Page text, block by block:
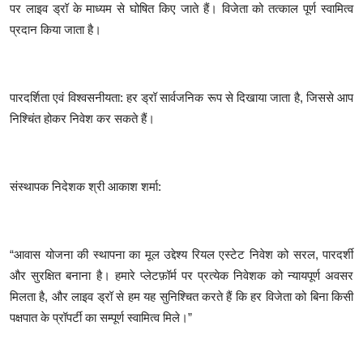
पर लाइव ड्रॉ के माध्यम से घोषित किए जाते हैं। विजेता को तत्काल पूर्ण स्वामित्व
प्रदान किया जाता है।
पारदर्शिता एवं विश्वसनीयता: हर ड्रॉ सार्वजनिक रूप से दिखाया जाता है, जिससे आप
निश्चिंत होकर निवेश कर सकते हैं।
संस्थापक निदेशक श्री आकाश शर्मा:
“आवास योजना की स्थापना का मूल उद्देश्य रियल एस्टेट निवेश को सरल, पारदर्शी
और सुरक्षित बनाना है। हमारे प्लेटफ़ॉर्म पर प्रत्येक निवेशक को न्यायपूर्ण अवसर
मिलता है, और लाइव ड्रॉ से हम यह सुनिश्चित करते हैं कि हर विजेता को बिना किसी
पक्षपात के प्रॉपर्टी का सम्पूर्ण स्वामित्व मिले।”